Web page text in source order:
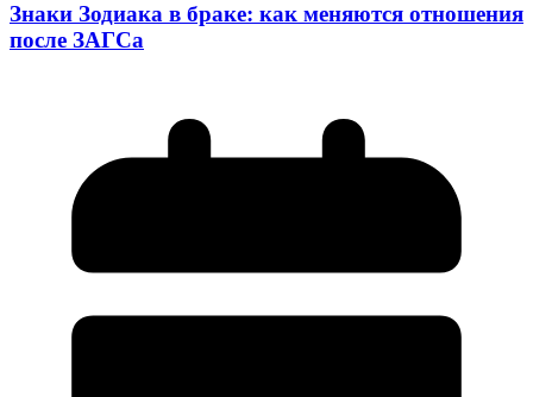
Знаки Зодиака в браке: как меняются отношения
после ЗАГСа